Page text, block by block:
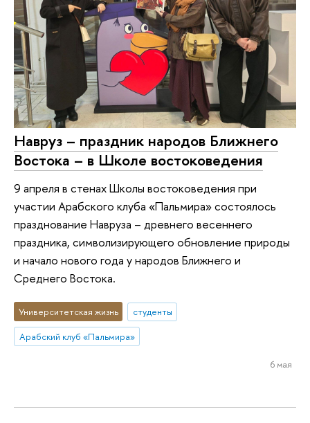
Навруз – праздник народов Ближнего
Востока – в Школе востоковедения
9 апреля в стенах Школы востоковедения при
участии Арабского клуба «Пальмира» состоялось
празднование Навруза – древнего весеннего
праздника, символизирующего обновление природы
и начало нового года у народов Ближнего и
Среднего Востока.
Университетская жизнь
студенты
Арабский клуб «Пальмира»
6 мая